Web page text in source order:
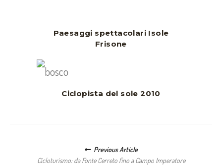
Paesaggi spettacolari Isole
Frisone
Ciclopista del sole 2010
Previous Article
Cicloturismo: da Fonte Cerreto fino a Campo Imperatore